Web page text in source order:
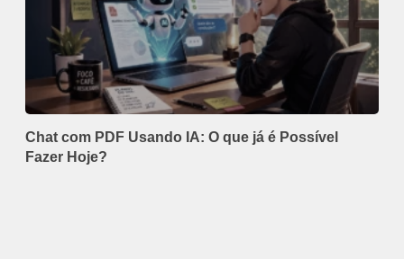
Chat com PDF Usando IA: O que já é Possível
Fazer Hoje?